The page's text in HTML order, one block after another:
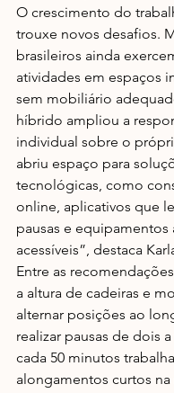
O crescimento do
trouxe novos desafios.
brasileiros ainda
atividades em espaços
sem mobiliário
híbrido ampliou a
individual sobre o
abriu espaço para
tecnológicas, como
online, aplicativos que
pausas e equipamentos
acessíveis”, destaca
Entre as
a altura de cadeiras e
alternar posições ao
realizar pausas de dois
cada 50 minutos
alongamentos curtos na